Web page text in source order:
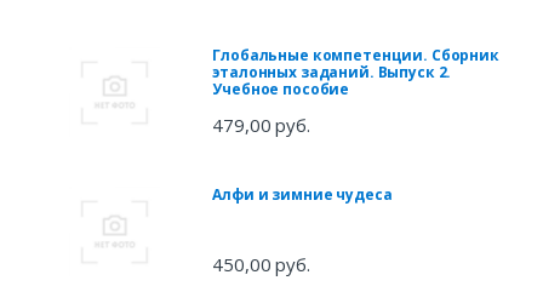
Глобальные компетенции. Сборник
эталонных заданий. Выпуск 2.
Учебное пособие
479,00 руб.
Алфи и зимние чудеса
450,00 руб.